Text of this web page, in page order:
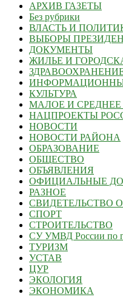
АРХИВ ГАЗЕТЫ
Без рубрики
ВЛАСТЬ И
ВЫБОРЫ
ДОКУМЕНТЫ
ЖИЛЬЕ И
КУЛЬТУРА
МАЛОЕ И
НАЦПРОЕКТЫ
НОВОСТИ
НОВОСТИ РАЙОНА
ОБРАЗОВАНИЕ
ОБЩЕСТВО
ОБЪЯВЛЕНИЯ
ОФИЦИАЛЬНЫЕ
РАЗНОЕ
СВИДЕТЕЛЬСТВО
СПОРТ
СТРОИТЕЛЬСТВО
СУ УМВД России по
ТУРИЗМ
УСТАВ
ЦУР
ЭКОЛОГИЯ
ЭКОНОМИКА